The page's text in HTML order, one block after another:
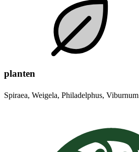
planten
Spiraea, Weigela, Philadelphus, Viburnum